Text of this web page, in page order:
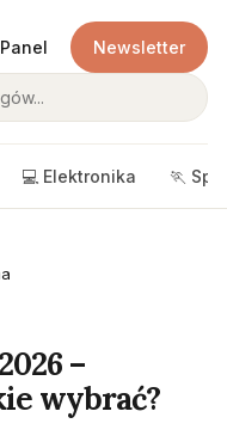
Panel Newsletter
💻 Elektronika 🏃
–
wybrać?